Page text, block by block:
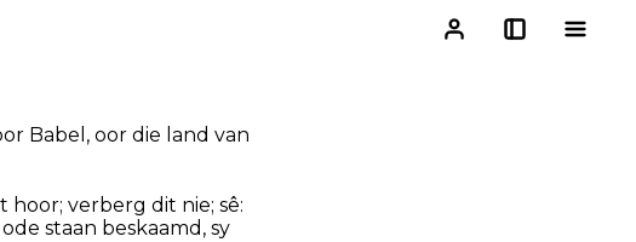
Babel, oor die land van
hoor; verberg dit nie; sê:
staan beskaamd, sy